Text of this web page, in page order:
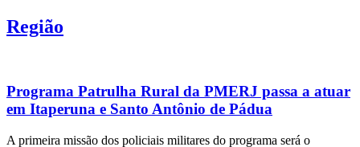
Região
Programa Patrulha Rural da PMERJ passa a atuar
em Itaperuna e Santo Antônio de Pádua
A primeira missão dos policiais militares do programa será o